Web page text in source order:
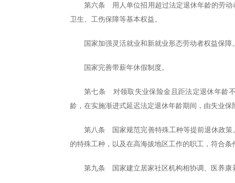
第六条 用人单位招用超过法定退休年龄的劳动
卫生、工伤保障等基本权益。
国家加强灵活就业和新就业形态劳动者权益保障。
国家完善带薪年休假制度。
第七条 对领取失业保险金且距法定退休年龄
龄，在实施渐进式延迟法定退休年龄期间，由失业保
第八条 国家规范完善特殊工种等提前退休政策
的特殊工种，以及在高海拔地区工作的职工，符合条
第九条 国家建立居家社区机构相协调、医养康